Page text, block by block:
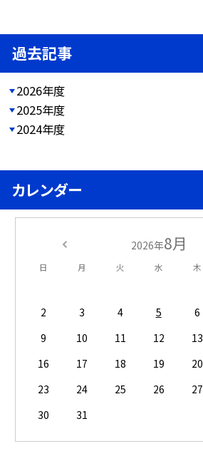
過去記事
2026年度
2025年度
2024年度
カレンダー
2026年8月
日 月 火 水 木
2
3 4 5 6
9
10 11 12 13
16
17 18 19 20
23
24 25 26 27
30
31